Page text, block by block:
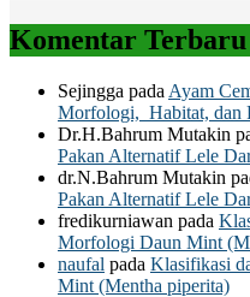
Komentar Terbaru
Sejingga pada Ayam
Morfologi, Habitat, dan
Dr.H.Bahrum Mutakin
Pakan Alternatif Lele
dr.N.Bahrum Mutakin
Pakan Alternatif Lele
fredikurniawan pada
Morfologi Daun Mint
naufal pada Klasifikasi
Mint (Mentha piperita)